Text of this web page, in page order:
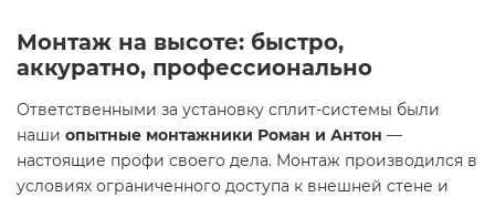
Монтаж на высоте: быстро,
аккуратно, профессионально
Ответственными за установку сплит-системы были
наши опытные монтажники Роман и Антон —
настоящие профи своего дела. Монтаж производился в
условиях ограниченного доступа к внешней стене и